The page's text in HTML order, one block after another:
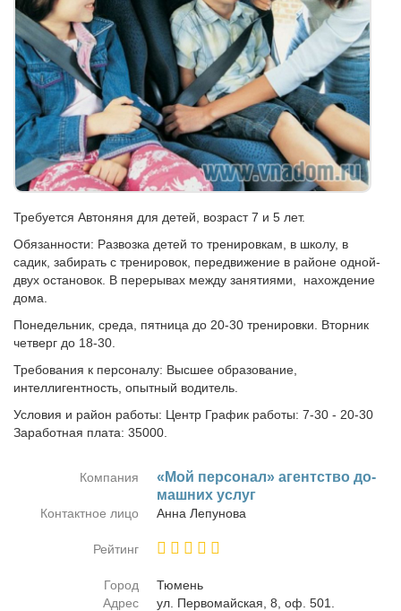
Требуется Автоняня для детей, возраст 7 и 5 лет.
Обязанности: Развозка детей то тренировкам, в школу, в
садик, забирать с тренировок, передвижение в районе одной-
двух остановок. В перерывах между занятиями, нахождение
дома.
Понедельник, среда, пятница до 20-30 тренировки. Вторник
четверг до 18-30.
Требования к персоналу: Высшее образование,
интеллигентность, опытный водитель.
Условия и район работы: Центр График работы: 7-30 - 20-30
Заработная плата: 35000.
Компания
«Мой пер­со­нал» агент­ство до­
маш­них услуг
Контактное лицо Ан­на Ле­пу­но­ва
Рейтинг
Город
Тю­мень
Адрес
ул. Пер­во­май­ская, 8, оф. 501.